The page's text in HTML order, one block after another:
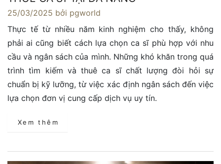
25/03/2025 bởi pgworld
Thực tế từ nhiều năm kinh nghiệm cho thấy, không
phải ai cũng biết cách lựa chọn ca sĩ phù hợp với nhu
cầu và ngân sách của mình. Những khó khăn trong quá
trình tìm kiếm và thuê ca sĩ chất lượng đòi hỏi sự
chuẩn bị kỹ lưỡng, từ việc xác định ngân sách đến việc
lựa chọn đơn vị cung cấp dịch vụ uy tín.
Xem thêm